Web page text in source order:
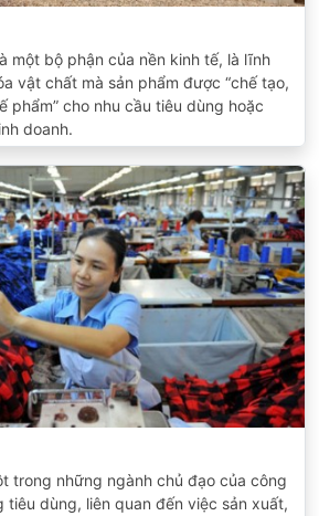
một bộ phận của nền kinh tế, là lĩnh
vật chất mà sản phẩm được “chế tạo,
phẩm” cho nhu cầu tiêu dùng hoặc
doanh.
trong những ngành chủ đạo của công
tiêu dùng, liên quan đến việc sản xuất,